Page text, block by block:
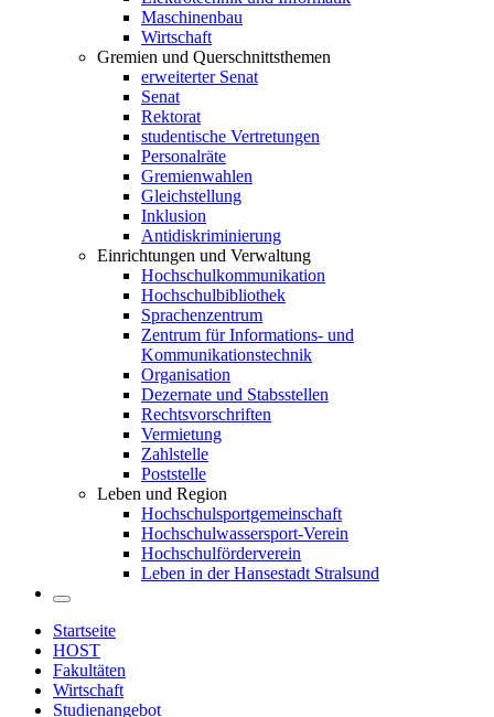
Maschinenbau
Wirtschaft
Gremien und Querschnittsthemen
erweiterter Senat
Senat
Rektorat
studentische Vertretungen
Personalräte
Gremienwahlen
Gleichstellung
Inklusion
Antidiskriminierung
Einrichtungen und Verwaltung
Hochschulkommunikation
Hochschulbibliothek
Sprachenzentrum
Zentrum für Informations- und
Kommunikationstechnik
Organisation
Dezernate und Stabsstellen
Rechtsvorschriften
Vermietung
Zahlstelle
Poststelle
Leben und Region
Hochschulsportgemeinschaft
Hochschulwassersport-Verein
Hochschulförderverein
Leben in der Hansestadt Stralsund
Startseite
HOST
Fakultäten
Wirtschaft
Studienangebot